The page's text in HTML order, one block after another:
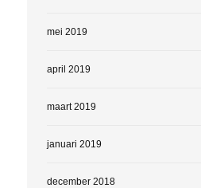
mei 2019
april 2019
maart 2019
januari 2019
december 2018